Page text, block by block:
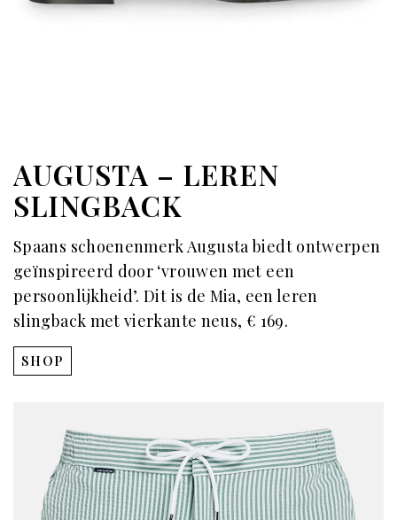
AUGUSTA – LEREN
SLINGBACK
Spaans schoenenmerk Augusta biedt ontwerpen
geïnspireerd door ‘vrouwen met een
persoonlijkheid’. Dit is de Mia, een leren
slingback met vierkante neus, € 169.
SHOP